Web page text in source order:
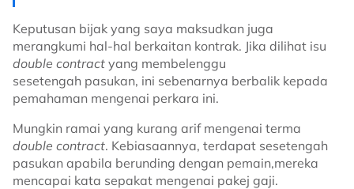
Keputusan bijak yang saya maksudkan juga
merangkumi hal-hal berkaitan kontrak. Jika dilihat isu
double contract yang membelenggu
sesetengah pasukan, ini sebenarnya berbalik kepada
pemahaman mengenai perkara ini.
Mungkin ramai yang kurang arif mengenai terma
double contract. Kebiasaannya, terdapat sesetengah
pasukan apabila berunding dengan pemain,mereka
mencapai kata sepakat mengenai pakej gaji.